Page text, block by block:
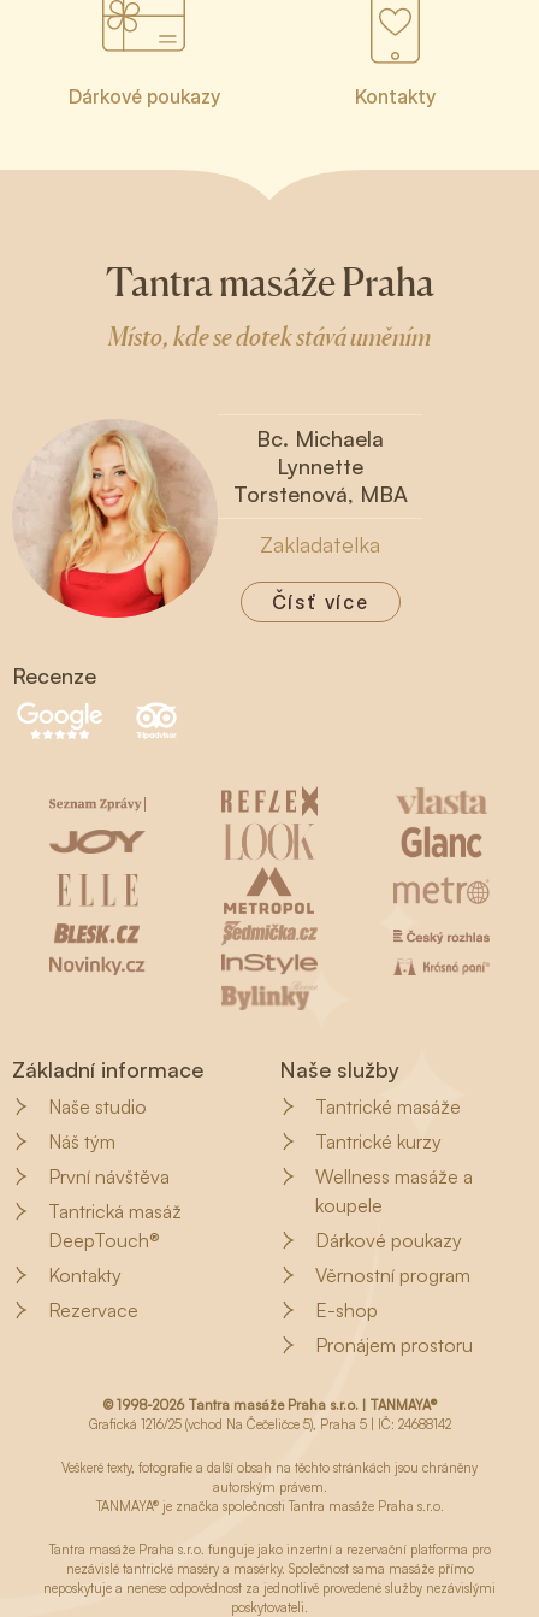
Dárkové poukazy Kontakty
Tantra masáže Praha
Místo, kde se dotek stává uměním
Bc. Michaela
Lynnette
Torstenová, MBA
Zakladatelka
Čísť více
Recenze
Základní informace
Naše studio
Náš tým
První návštěva
Tantrická masáž
DeepTouch®
Kontakty
Rezervace
Naše služby
Tantrické masáže
Tantrické kurzy
Wellness masáže a
koupele
Dárkové poukazy
Věrnostní program
E-shop
Pronájem prostoru
© 1998-2026 Tantra masáže Praha s.r.o. | TANMAYA®
Grafická 1216/25 (vchod Na Čečeličce 5), Praha 5 | IČ: 24688142
Veškeré texty, fotografie a další obsah na těchto stránkách jsou chráněny
autorským právem.
TANMAYA® je značka společnosti Tantra masáže Praha s.r.o.
Tantra masáže Praha s.r.o. funguje jako inzertní a rezervační platforma pro
nezávislé tantrické maséry a masérky. Společnost sama masáže přímo
neposkytuje a nenese odpovědnost za jednotlivě provedené služby nezávislými
poskytovateli.